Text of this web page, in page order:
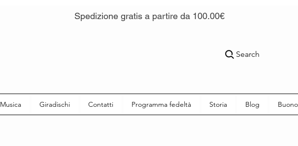
Spedizione gratis a partire da 100.00€
Search
Musica Giradischi Contatti Programma fedeltà Storia Blog